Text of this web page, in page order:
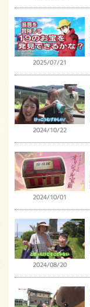
2025/07/21
2024/10/22
2024/10/01
2024/08/20